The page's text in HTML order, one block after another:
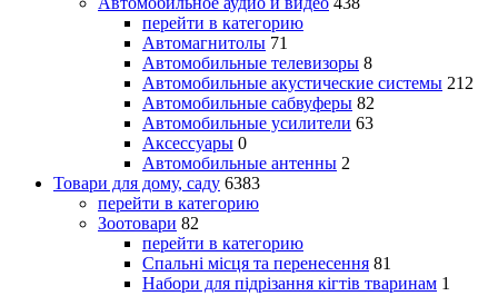
перейти в категорию
Автомагнитолы 71
Автомобильные телевизоры 8
Автомобильные акустические системы 212
Автомобильные сабвуферы 82
Автомобильные усилители 63
Аксессуары 0
Автомобильные антенны 2
Товари для дому, саду 6383
перейти в категорию
Зоотовари 82
перейти в категорию
Спальні місця та перенесення 81
Набори для підрізання кігтів тваринам 1